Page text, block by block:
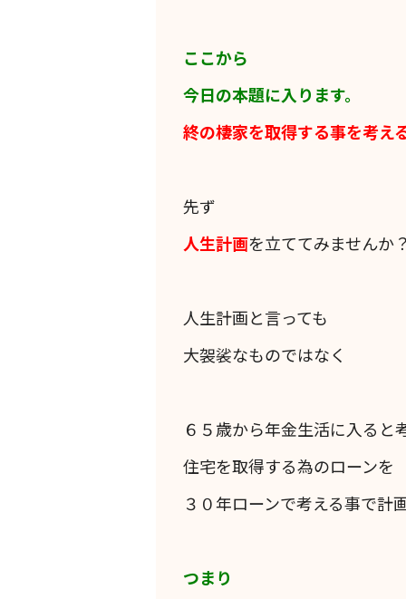
ここから
今日の本題に入ります。
終の棲家を取得する事を考え
先ず
人生計画を立ててみませんか
人生計画と言っても
大袈裟なものではなく
６５歳から年金生活に入ると
住宅を取得する為のローンを
３０年ローンで考える事で計
つまり